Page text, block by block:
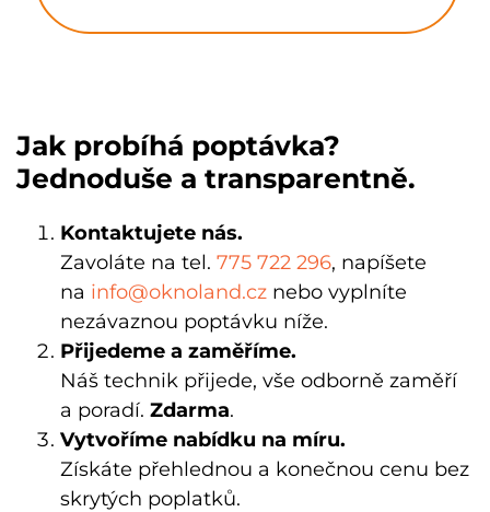
Jak probíhá poptávka?
Jednoduše a transparentně.
Kontaktujete nás.
Zavoláte na tel. 775 722 296, napíšete
na info@oknoland.cz nebo vyplníte
nezávaznou poptávku níže.
Přijedeme a zaměříme.
Náš technik přijede, vše odborně zaměří
a poradí. Zdarma.
Vytvoříme nabídku na míru.
Získáte přehlednou a konečnou cenu bez
skrytých poplatků.